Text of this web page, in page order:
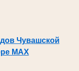
Чувашской
MAX